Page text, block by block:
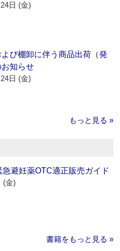
日 (金)
び棚卸に伴う商品出荷（発
知らせ
日 (金)
もっと見る »
急避妊薬OTC適正販売ガイド
(金)
書籍をもっと見る »